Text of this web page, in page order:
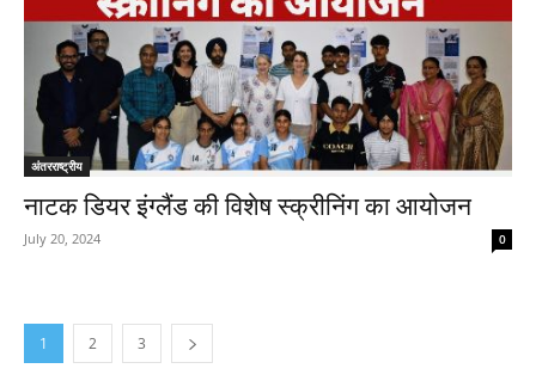
अंतरराष्ट्रीय
नाटक डियर इंग्लैंड की विशेष स्क्रीनिंग का आयोजन
July 20, 2024 0
1 2 3